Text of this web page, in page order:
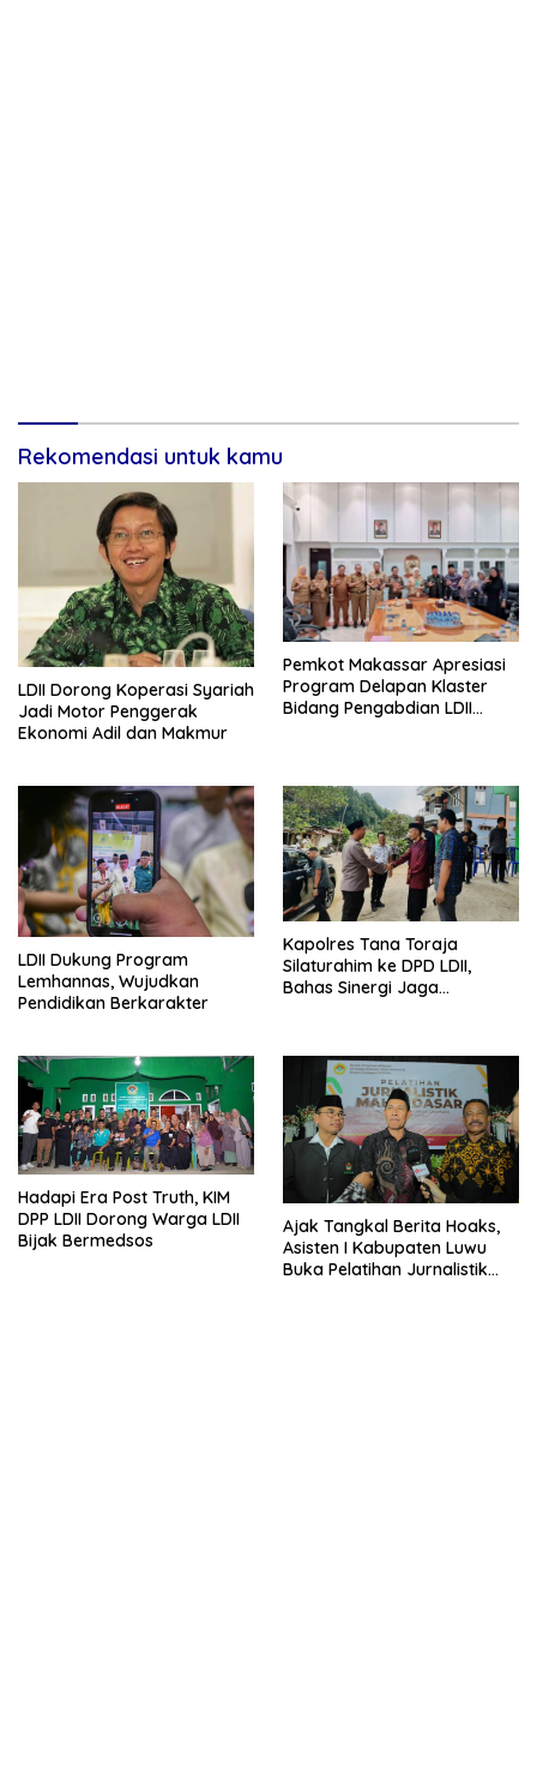
Rekomendasi untuk kamu
LDII Dorong Koperasi Syariah
Jadi Motor Penggerak
Ekonomi Adil dan Makmur
Pemkot Makassar Apresiasi
Program Delapan Klaster
Bidang Pengabdian LDII
LDII Dukung Program
Lemhannas, Wujudkan
Pendidikan Berkarakter
Kapolres Tana Toraja
Silaturahim ke DPD LDII,
Bahas Sinergi Jaga
Hadapi Era Post Truth, KIM
DPP LDII Dorong Warga LDII
Bijak Bermedsos
Ajak Tangkal Berita Hoaks,
Asisten I Kabupaten Luwu
Buka Pelatihan Jurnalistik